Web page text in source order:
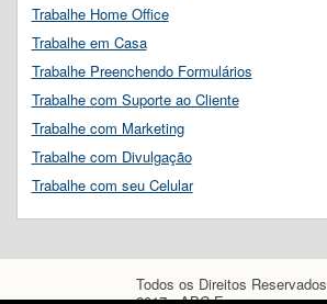
Trabalhe Home Office
Trabalhe em Casa
Trabalhe Preenchendo Formulários
Trabalhe com Suporte ao Cliente
Trabalhe com Marketing
Trabalhe com Divulgação
Trabalhe com seu Celular
Todos os Direitos Reservados